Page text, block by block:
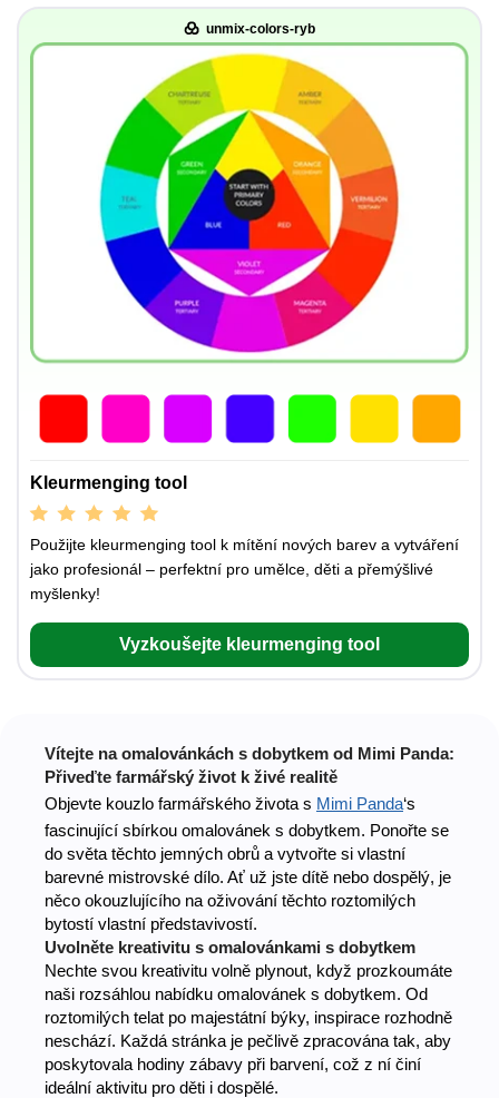
unmix-colors-ryb
Kleurmenging tool
Použijte kleurmenging tool k mítění nových barev a vytváření
jako profesionál – perfektní pro umělce, děti a přemýšlivé
myšlenky!
Vyzkoušejte kleurmenging tool
Vítejte na omalovánkách s dobytkem od Mimi Panda:
Přiveďte farmářský život k živé realitě
Objevte kouzlo farmářského života s Mimi Panda‘s
fascinující sbírkou omalovánek s dobytkem. Ponořte se
do světa těchto jemných obrů a vytvořte si vlastní
barevné mistrovské dílo. Ať už jste dítě nebo dospělý, je
něco okouzlujícího na oživování těchto roztomilých
bytostí vlastní představivostí.
Uvolněte kreativitu s omalovánkami s dobytkem
Nechte svou kreativitu volně plynout, když prozkoumáte
naši rozsáhlou nabídku omalovánek s dobytkem. Od
roztomilých telat po majestátní býky, inspirace rozhodně
neschází. Každá stránka je pečlivě zpracována tak, aby
poskytovala hodiny zábavy při barvení, což z ní činí
ideální aktivitu pro děti i dospělé.